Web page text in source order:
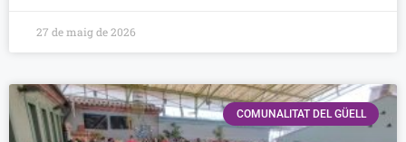
27 de maig de 2026
COMUNALITAT DEL GÜELL